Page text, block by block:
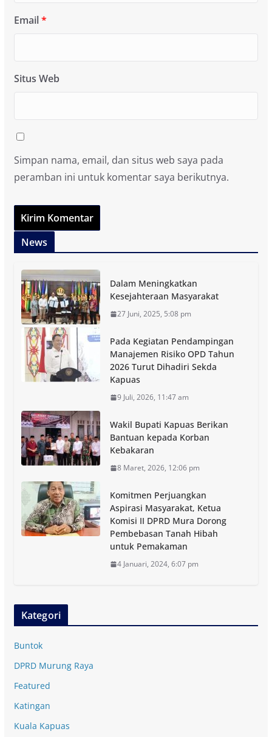
Email*
Situs Web
Simpan nama, email, dan situs web saya pada
peramban ini untuk komentar saya berikutnya.
News
Dalam Meningkatkan
Kesejahteraan Masyarakat
27 Juni, 2025, 5:08 pm
Pada Kegiatan Pendampingan
Manajemen Risiko OPD Tahun
2026 Turut Dihadiri Sekda
Kapuas
9 Juli, 2026, 11:47 am
Wakil Bupati Kapuas Berikan
Bantuan kepada Korban
Kebakaran
8 Maret, 2026, 12:06 pm
Komitmen Perjuangkan
Aspirasi Masyarakat, Ketua
Komisi II DPRD Mura Dorong
Pembebasan Tanah Hibah
untuk Pemakaman
4 Januari, 2024, 6:07 pm
Kategori
Buntok
DPRD Murung Raya
Featured
Katingan
Kuala Kapuas